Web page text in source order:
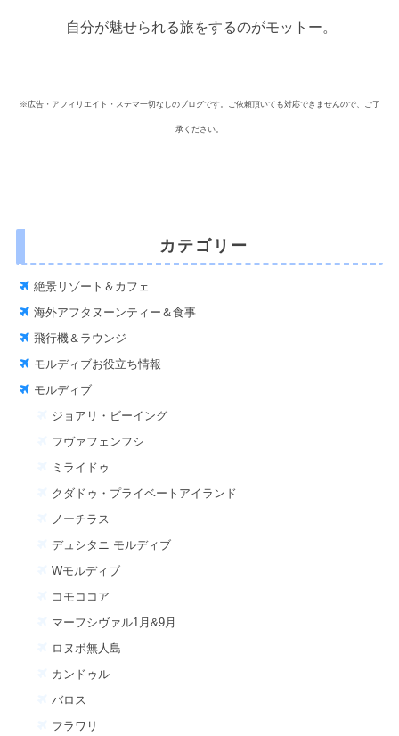
自分が魅せられる旅をするのがモットー。
※広告・アフィリエイト・ステマ一切なしのブログです。ご依頼頂いても対応できませんので、ご了
承ください。
カテゴリー
絶景リゾート＆カフェ
海外アフタヌーンティー＆食事
飛行機＆ラウンジ
モルディブお役立ち情報
モルディブ
ジョアリ・ビーイング
フヴァフェンフシ
ミライドゥ
クダドゥ・プライベートアイランド
ノーチラス
デュシタニ モルディブ
Wモルディブ
コモココア
マーフシヴァル1月&9月
ロヌボ無人島
カンドゥル
バロス
フラワリ